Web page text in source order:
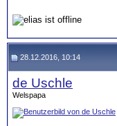
28.12.2016, 10:14
de Uschle
Welspapa